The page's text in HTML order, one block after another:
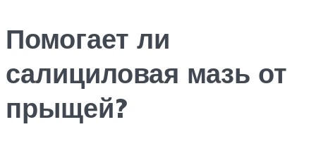
Помогает ли
салициловая мазь от
прыщей?